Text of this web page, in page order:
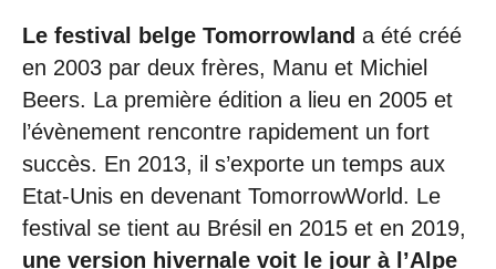
Le festival belge Tomorrowland a été créé
en 2003 par deux frères, Manu et Michiel
Beers. La première édition a lieu en 2005 et
l’évènement rencontre rapidement un fort
succès. En 2013, il s’exporte un temps aux
Etat-Unis en devenant TomorrowWorld. Le
festival se tient au Brésil en 2015 et en 2019,
une version hivernale voit le jour à l’Alpe